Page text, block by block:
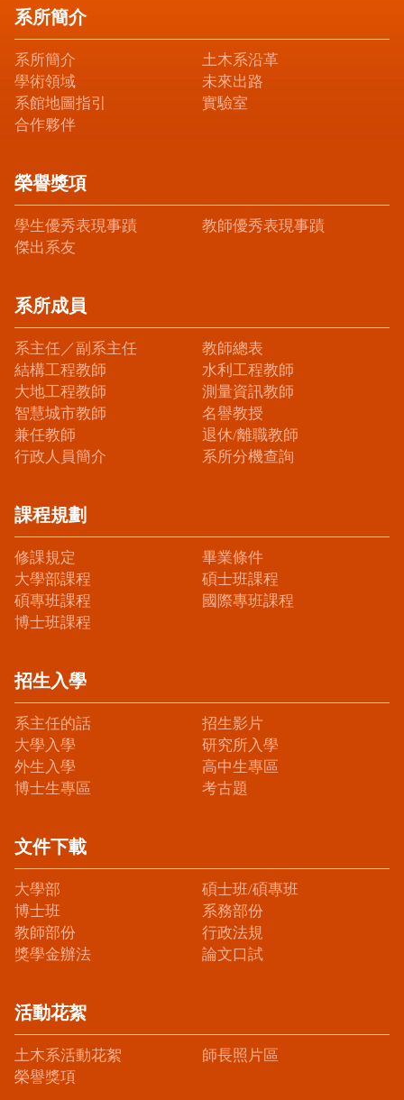
系所簡介
系所簡介
土木系沿革
學術領域
未來出路
系館地圖指引
實驗室
合作夥伴
榮譽獎項
學生優秀表現事蹟
教師優秀表現事蹟
傑出系友
系所成員
系主任／副系主任
教師總表
結構工程教師
水利工程教師
大地工程教師
測量資訊教師
智慧城市教師
名譽教授
兼任教師
退休/離職教師
行政人員簡介
系所分機查詢
課程規劃
修課規定
畢業條件
大學部課程
碩士班課程
碩專班課程
國際專班課程
博士班課程
招生入學
系主任的話
招生影片
大學入學
研究所入學
外生入學
高中生專區
博士生專區
考古題
文件下載
大學部
碩士班/碩專班
博士班
系務部份
教師部份
行政法規
獎學金辦法
論文口試
活動花絮
土木系活動花絮
師長照片區
榮譽獎項